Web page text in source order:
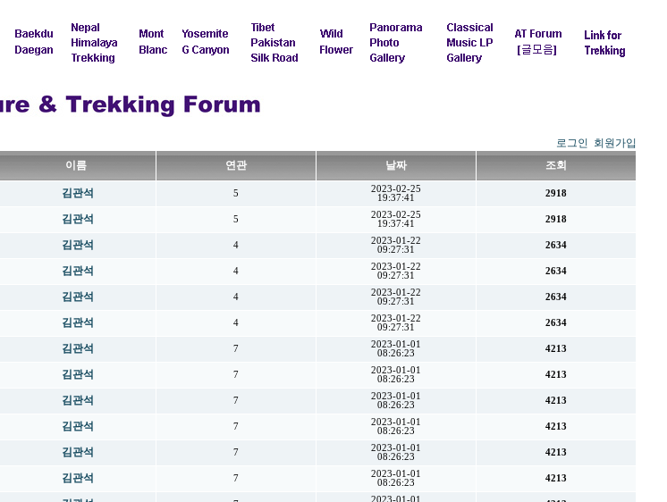
로그인 회원가입
이름 연관 날짜 조회
김관석 5
2023-02-25
19:37:41
2918
김관석 5
2023-02-25
19:37:41
2918
김관석 4
2023-01-22
09:27:31
2634
김관석 4
2023-01-22
09:27:31
2634
김관석 4
2023-01-22
09:27:31
2634
김관석 4
2023-01-22
09:27:31
2634
김관석 7
2023-01-01
08:26:23
4213
김관석 7
2023-01-01
08:26:23
4213
김관석 7
2023-01-01
08:26:23
4213
김관석 7
2023-01-01
08:26:23
4213
김관석 7
2023-01-01
08:26:23
4213
김관석 7
2023-01-01
08:26:23
4213
2023-01-01